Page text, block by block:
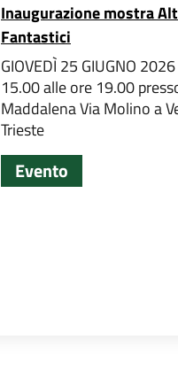
Inaugurazione mostra
Fantastici
GIOVEDÌ 25 GIUGNO
15.00 alle ore 19.00
Maddalena Via Molino a
Trieste
Evento